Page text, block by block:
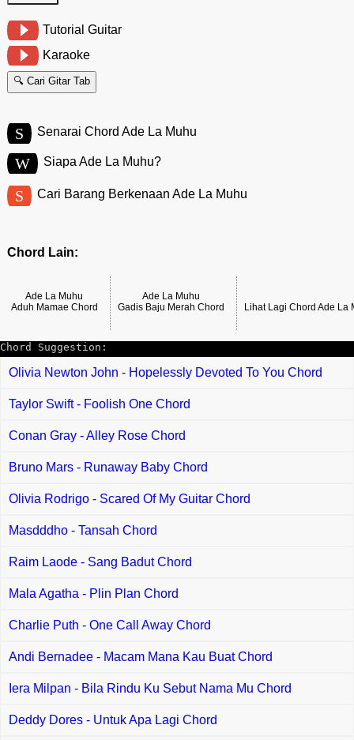
Tutorial Guitar
Karaoke
🔍 Cari Gitar Tab
S Senarai Chord Ade La Muhu
W Siapa Ade La Muhu?
S Cari Barang Berkenaan Ade La Muhu
Chord Lain:
Ade La Muhu
Aduh Mamae Chord
Ade La Muhu
Gadis Baju Merah Chord
Lihat Lagi Chord Ade La
Chord Suggestion:
Olivia Newton John - Hopelessly Devoted To You Chord
Taylor Swift - Foolish One Chord
Conan Gray - Alley Rose Chord
Bruno Mars - Runaway Baby Chord
Olivia Rodrigo - Scared Of My Guitar Chord
Masdddho - Tansah Chord
Raim Laode - Sang Badut Chord
Mala Agatha - Plin Plan Chord
Charlie Puth - One Call Away Chord
Andi Bernadee - Macam Mana Kau Buat Chord
Iera Milpan - Bila Rindu Ku Sebut Nama Mu Chord
Deddy Dores - Untuk Apa Lagi Chord